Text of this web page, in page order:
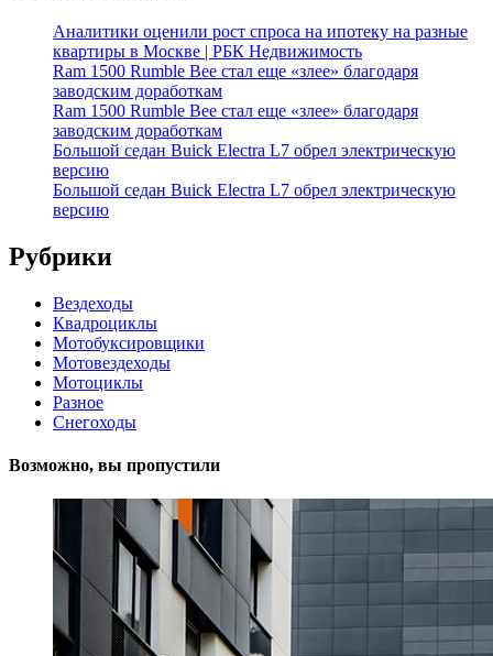
Аналитики оценили рост спроса на ипотеку на разные
квартиры в Москве | РБК Недвижимость
Ram 1500 Rumble Bee стал еще «злее» благодаря
заводским доработкам
Ram 1500 Rumble Bee стал еще «злее» благодаря
заводским доработкам
Большой седан Buick Electra L7 обрел электрическую
версию
Большой седан Buick Electra L7 обрел электрическую
версию
Рубрики
Вездеходы
Квадроциклы
Мотобуксировщики
Мотовездеходы
Мотоциклы
Разное
Снегоходы
Возможно, вы пропустили